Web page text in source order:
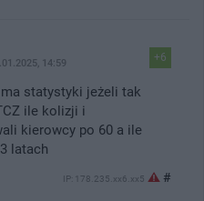
+6
14:59
statystyki jeżeli tak
ile kolizji i
kierowcy po 60 a ile
latach
IP: 178.235.xx6.xx5 #